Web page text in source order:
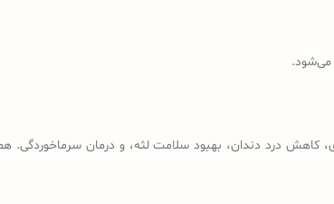
می‌شود.
درد دندان، بهبود سلامت لثه، و درمان سرماخوردگی.